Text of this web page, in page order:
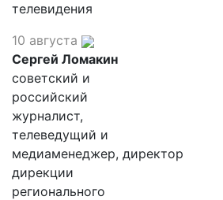
телевидения
10 августа
Сергей Ломакин
советский и
российский
журналист,
телеведущий и
медиаменеджер, директор
дирекции
регионального